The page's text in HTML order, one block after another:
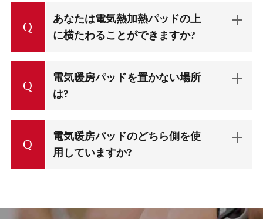
Q
あなたは電気熱加熱パッドの上
に横たわることができますか?
Q
電気暖房パッドを置かない場所
は?
Q
電気暖房パッドのどちら側を使
用していますか?